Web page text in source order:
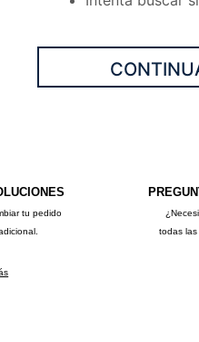
tu pedido
todas las